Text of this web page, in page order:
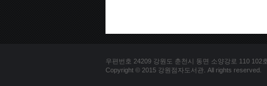
우편번호 24209 강원도 춘천시 동면 소양강로 110 102
Copyright © 2015 강원점자도서관. All rights reserved.